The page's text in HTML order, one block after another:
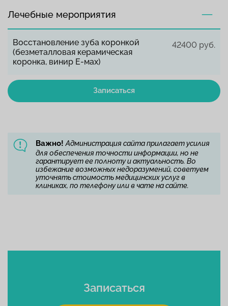
Лечебные мероприятия
Восстановление зуба коронкой
(безметалловая керамическая
коронка, винир Е-мах)
42400 руб.
Записаться
Важно! Администрация сайта прилагает усилия
для обеспечения точности информации, но не
гарантирует ее полноту и актуальность. Во
избежание возможных недоразумений, советуем
уточнять стоимость медицинских услуг в
клиниках, по телефону или в чате на сайте.
Записаться